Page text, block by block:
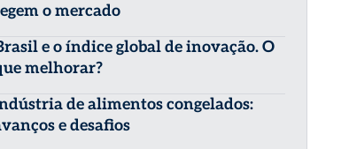
o mercado
e o índice global de inovação. O
melhorar?
de alimentos congelados:
e desafios